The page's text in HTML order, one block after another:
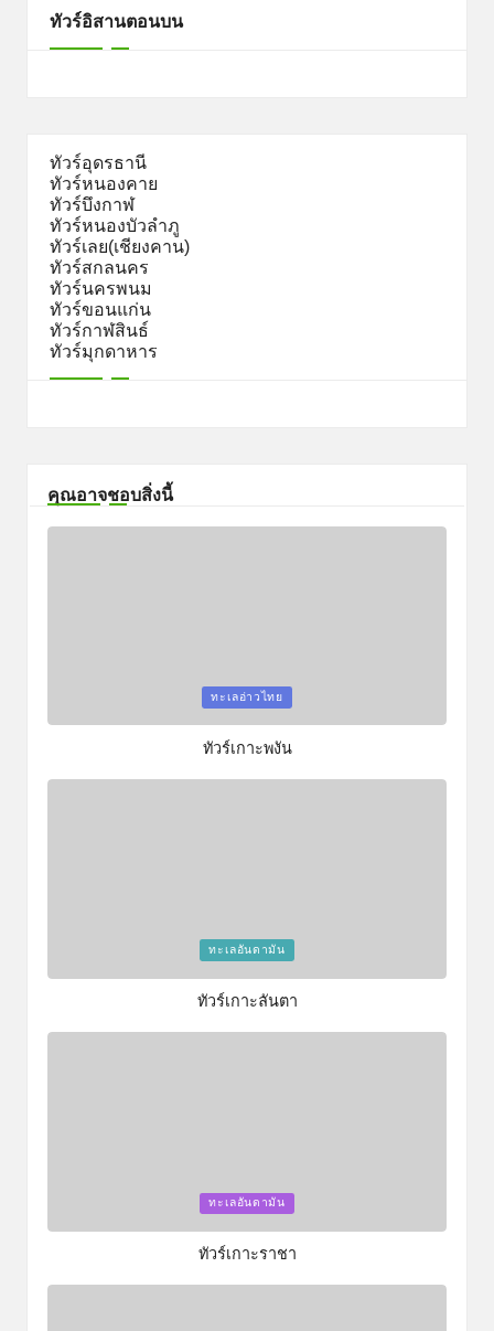
ทัวร์อิสานตอนบน
ทัวร์อุดรธานี
ทัวร์หนองคาย
ทัวร์บึงกาฬ
ทัวร์หนองบัวลำภู
ทัวร์เลย(เชียงคาน)
ทัวร์สกลนคร
ทัวร์นครพนม
ทัวร์ขอนแก่น
ทัวร์กาฬสินธ์
ทัวร์มุกดาหาร
คุณอาจชอบสิ่งนี้
ทะเลอ่าวไทย
ทัวร์เกาะพงัน
ทะเลอันดามัน
ทัวร์เกาะลันตา
ทะเลอันดามัน
ทัวร์เกาะราชา